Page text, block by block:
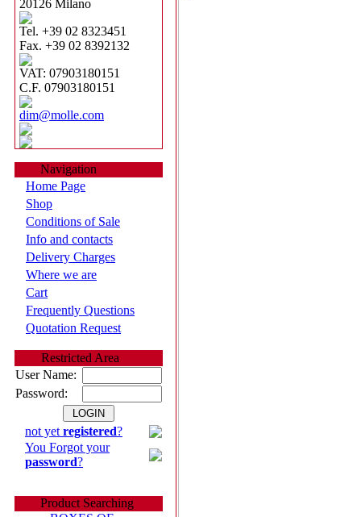
20126 Milano
Tel. +39 02 8323451
Fax. +39 02 8392132
VAT: 07903180151
C.F. 07903180151
dim@molle.com
Navigation
Home Page
Shop
Conditions of Sale
Info and contacts
Delivery Charges
Where we are
Cart
Frequently Questions
Quotation Request
Restricted Area
User Name:
Password:
not yet registered?
You Forgot your
password?
Product Searching